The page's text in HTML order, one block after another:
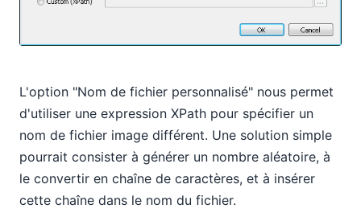
L'option "Nom de fichier personnalisé" nous permet
d'utiliser une expression XPath pour spécifier un
nom de fichier image différent. Une solution simple
pourrait consister à générer un nombre aléatoire, à
le convertir en chaîne de caractères, et à insérer
cette chaîne dans le nom du fichier.